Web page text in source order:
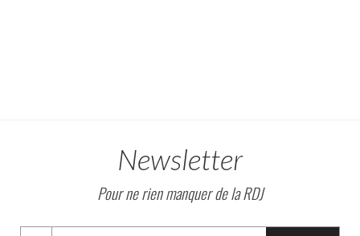
Newsletter
Pour ne rien manquer de la RDJ